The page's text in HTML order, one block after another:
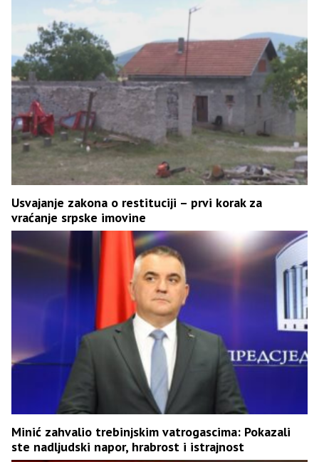
Usvajanje zakona o restituciji – prvi korak za
vraćanje srpske imovine
Minić zahvalio trebinjskim vatrogascima: Pokazali
ste nadljudski napor, hrabrost i istrajnost